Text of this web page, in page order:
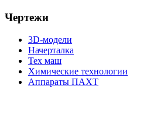
Чертежи
3D-модели
Начерталка
Тех маш
Химические технологии
Аппараты ПАХТ